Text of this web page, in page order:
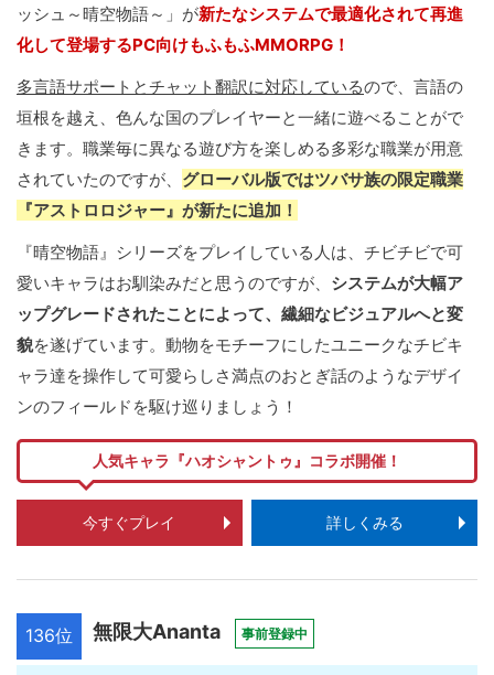
ッシュ～晴空物語～」が新たなシステムで最適化されて再進
化して登場するPC向けもふもふMMORPG！
多言語サポートとチャット翻訳に対応しているので、言語の
垣根を越え、色んな国のプレイヤーと一緒に遊べることがで
きます。職業毎に異なる遊び方を楽しめる多彩な職業が用意
されていたのですが、 グローバル版ではツバサ族の限定職業
『アストロロジャー』が新たに追加！
『晴空物語』シリーズをプレイしている人は、チビチビで可
愛いキャラはお馴染みだと思うのですが、 システムが大幅ア
ップグレードされたことによって、繊細なビジュアルへと変
貌を遂げています。動物をモチーフにしたユニークなチビキ
ャラ達を操作して可愛らしさ満点のおとぎ話のようなデザイ
ンのフィールドを駆け巡りましょう！
人気キャラ『ハオシャントゥ』コラボ開催！
今すぐプレイ 詳しくみる
136位 無限大Ananta 事前登録中